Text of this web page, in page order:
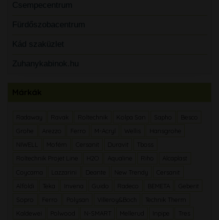
Csempecentrum
Fürdőszobacentrum
Kád szaküzlet
Zuhanykabinok.hu
Roltechnik Kolpa San
Besco
Grohe
Arezzo Ferro M-Acryl Wellis
Hansgrohe
Mofém Cersanit Duravit
Tboss
Roltechnik Projet Line
H2O Aqualine
Alcaplast
Deante New Trendy
Cersanit
Alföldi
Teka Invena Radeco BEMETA
Geberit
Ferro Villeroy&Boch
Technik Therm
Kaldewei
N-SMART Mellerud Inpipe
Tres